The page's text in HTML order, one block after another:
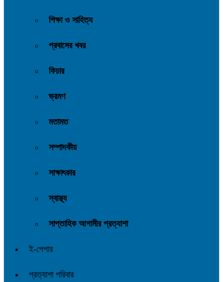
শিক্ষা ও সাহিত্য
প্রবাসের খবর
ফিচার
ভ্রমণ
মতামত
সম্পাদকীয়
সাক্ষাৎকার
স্বাস্থ্য
সাপ্তাহিক আগামীর প্রত্যাশা
ই-পেপার
প্রত্যাশা পরিবার